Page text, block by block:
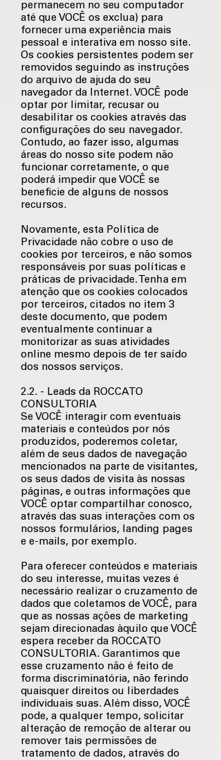
permanecem no seu computador
até que VOCÊ os exclua) para
fornecer uma experiência mais
pessoal e interativa em nosso site.
Os cookies persistentes podem ser
removidos seguindo as instruções
do arquivo de ajuda do seu
navegador da Internet. VOCÊ pode
optar por limitar, recusar ou
desabilitar os cookies através das
configurações do seu navegador.
Contudo, ao fazer isso, algumas
áreas do nosso site podem não
funcionar corretamente, o que
poderá impedir que VOCÊ se
beneficie de alguns de nossos
recursos.
Novamente, esta Política de
Privacidade não cobre o uso de
cookies por terceiros, e não somos
responsáveis por suas políticas e
práticas de privacidade. Tenha em
atenção que os cookies colocados
por terceiros, citados no item 3
deste documento, que podem
eventualmente continuar a
monitorizar as suas atividades
online mesmo depois de ter saído
dos nossos serviços.
2.2. - Leads da ROCCATO
CONSULTORIA
Se VOCÊ interagir com eventuais
materiais e conteúdos por nós
produzidos, poderemos coletar,
além de seus dados de navegação
mencionados na parte de visitantes,
os seus dados de visita às nossas
páginas, e outras informações que
VOCÊ optar compartilhar conosco,
através das suas interações com os
nossos formulários, landing pages
e e-mails, por exemplo.
Para oferecer conteúdos e materiais
do seu interesse, muitas vezes é
necessário realizar o cruzamento de
dados que coletamos de VOCÊ, para
que as nossas ações de marketing
sejam direcionadas àquilo que VOCÊ
espera receber da ROCCATO
CONSULTORIA. Garantimos que
esse cruzamento não é feito de
forma discriminatória, não ferindo
quaisquer direitos ou liberdades
individuais suas. Além disso, VOCÊ
pode, a qualquer tempo, solicitar
alteração de remoção de alterar ou
remover tais permissões de
tratamento de dados, através do